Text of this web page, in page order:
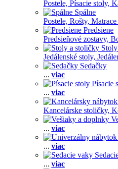
Postele, Písacie stoly,
Spálne
Postele, Rošty, Matrace
Predsiene
Predsieňové zostavy,
Jedálenské stoly,
Sedačky
... viac
Písacie
... viac
Kancelárske stoličky,
... viac
... viac
... viac